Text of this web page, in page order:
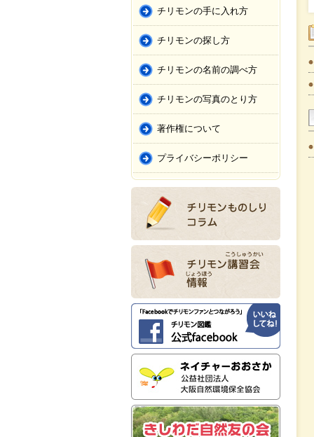
チリモンの手に入れ方
チリモンの探し方
チリモンの名前の調べ方
チリモンの写真のとり方
著作権について
プライバシーポリシー